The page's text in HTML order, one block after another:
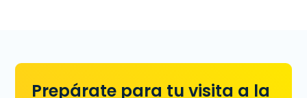
Prepárate para tu visita a la